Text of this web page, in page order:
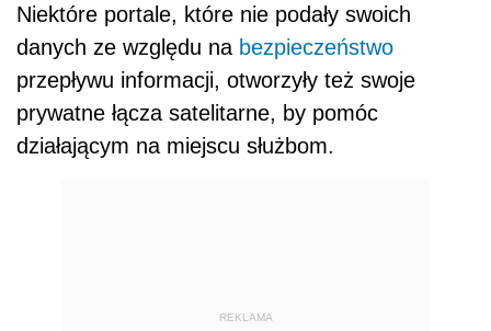
Niektóre portale, które nie podały swoich
danych ze względu na bezpieczeństwo
przepływu informacji, otworzyły też swoje
prywatne łącza satelitarne, by pomóc
działającym na miejscu służbom.
REKLAMA